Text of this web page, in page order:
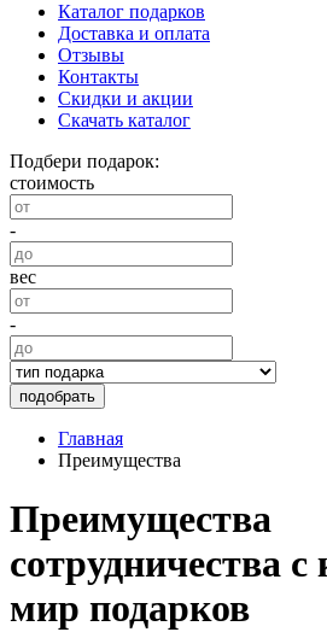
Каталог подарков
Доставка и оплата
Отзывы
Контакты
Скидки и акции
Скачать каталог
Подбери подарок:
стоимость
-
вес
-
подобрать
Главная
Преимущества
Преимущества
сотрудничества
мир подарков